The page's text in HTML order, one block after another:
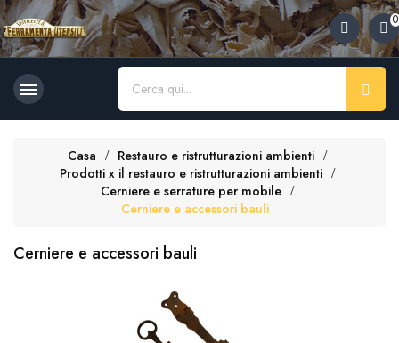
Aggiungi alla lista dei desideri ×
Crea nuova lista
((title)) ×
((label))
((cancelText)) ((createText))
((modalTitle)) ×
((confirmMessage))
Accedi ×
Devi avere effettuato l'accesso per salvare dei prodotti nella tua
lista dei desideri.
((cancelText)) ((loginText))
0

Casa
Restauro e ristrutturazioni ambienti
Prodotti x il restauro e ristrutturazioni ambienti
Cerniere e serrature per mobile
Cerniere e accessori bauli
Cerniere e accessori bauli